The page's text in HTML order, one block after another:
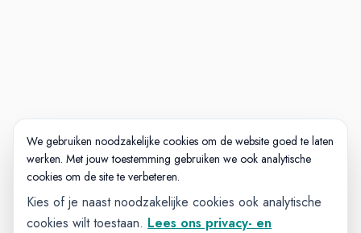
We gebruiken noodzakelijke cookies om de website goed te laten
werken. Met jouw toestemming gebruiken we ook analytische
cookies om de site te verbeteren.
Kies of je naast noodzakelijke cookies ook analytische
cookies wilt toestaan. Lees ons privacy- en